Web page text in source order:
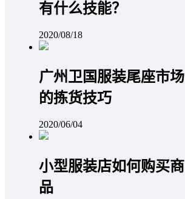
有什么技能？
2020/08/18
广州卫国服装尾座市场
的拣货技巧
2020/06/04
小型服装店如何购买商
品